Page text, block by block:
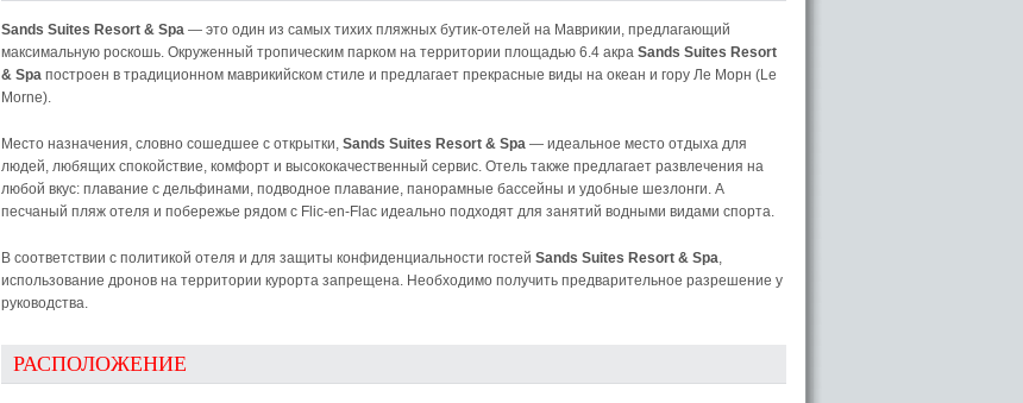
Sands Suites Resort & Spa — это один из самых тихих пляжных бутик-отелей на Маврикии, предлагающий
максимальную роскошь. Окруженный тропическим парком на территории площадью 6.4 акра Sands Suites Resort
& Spa построен в традиционном маврикийском стиле и предлагает прекрасные виды на океан и гору Ле Морн (Le
Morne).
Место назначения, словно сошедшее с открытки, Sands Suites Resort & Spa — идеальное место отдыха для
людей, любящих спокойствие, комфорт и высококачественный сервис. Отель также предлагает развлечения на
любой вкус: плавание с дельфинами, подводное плавание, панорамные бассейны и удобные шезлонги. А
песчаный пляж отеля и побережье рядом с Flic-en-Flac идеально подходят для занятий водными видами спорта.
В соответствии с политикой отеля и для защиты конфиденциальности гостей Sands Suites Resort & Spa,
использование дронов на территории курорта запрещена. Необходимо получить предварительное разрешение у
руководства.
РАСПОЛОЖЕНИЕ